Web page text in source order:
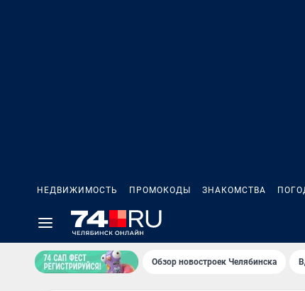
НЕДВИЖИМОСТЬ ПРОМОКОДЫ ЗНАКОМСТВА
Обзор новостроек Челябинска